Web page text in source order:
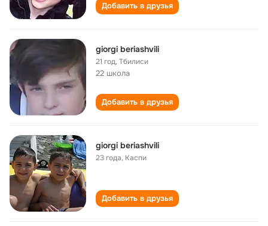
Добавить в друзья
giorgi beriashvili
21 год,Тбилиси
22 школа
Добавить в друзья
giorgi beriashvili
23 года, Каспи
Добавить в друзья